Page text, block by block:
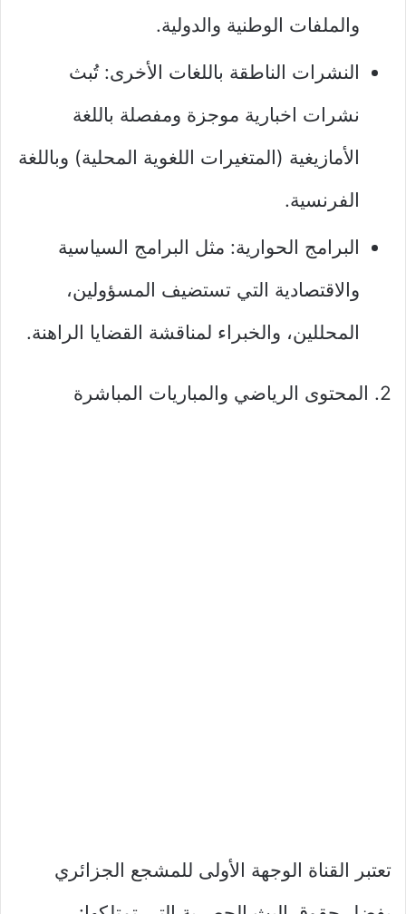
والملفات الوطنية والدولية.
النشرات الناطقة باللغات الأخرى: تُبث
نشرات اخبارية موجزة ومفصلة باللغة
الأمازيغية (المتغيرات اللغوية المحلية) وباللغة
الفرنسية.
البرامج الحوارية: مثل البرامج السياسية
والاقتصادية التي تستضيف المسؤولين،
المحللين، والخبراء لمناقشة القضايا الراهنة.
2. المحتوى الرياضي والمباريات المباشرة
تعتبر القناة الوجهة الأولى للمشجع الجزائري